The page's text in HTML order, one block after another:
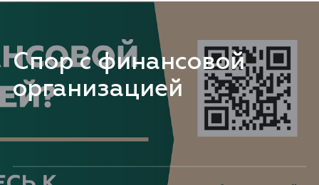
Спор с финансовой
организацией